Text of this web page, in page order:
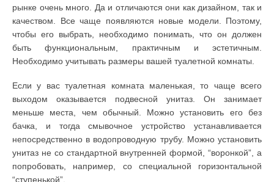
рынке очень много. Да и отличаются они как дизайном, так и
качеством. Все чаще появляются новые модели. Поэтому,
чтобы его выбрать, необходимо понимать, что он должен
быть функциональным, практичным и эстетичным.
Необходимо учитывать размеры вашей туалетной комнаты.
Если у вас туалетная комната маленькая, то чаще всего
выходом оказывается подвесной унитаз. Он занимает
меньше места, чем обычный. Можно установить его без
бачка, и тогда смывочное устройство устанавливается
непосредственно в водопроводную трубу. Можно установить
унитаз не со стандартной внутренней формой, “воронкой”, а
попробовать, например, со специальной горизонтальной
“ступенькой”.